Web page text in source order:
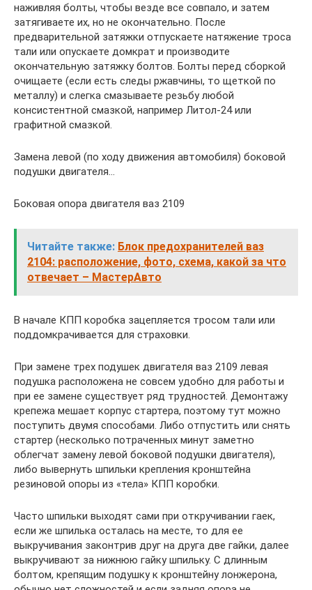
наживляя болты, чтобы везде все совпало, и затем
затягиваете их, но не окончательно. После
предварительной затяжки отпускаете натяжение троса
тали или опускаете домкрат и производите
окончательную затяжку болтов. Болты перед сборкой
очищаете (если есть следы ржавчины, то щеткой по
металлу) и слегка смазываете резьбу любой
консистентной смазкой, например Литол-24 или
графитной смазкой.
Замена левой (по ходу движения автомобиля) боковой
подушки двигателя…
Боковая опора двигателя ваз 2109
Читайте также: Блок предохранителей ваз
2104: расположение, фото, схема, какой за что
отвечает – МастерАвто
В начале КПП коробка зацепляется тросом тали или
поддомкрачивается для страховки.
При замене трех подушек двигателя ваз 2109 левая
подушка расположена не совсем удобно для работы и
при ее замене существует ряд трудностей. Демонтажу
крепежа мешает корпус стартера, поэтому тут можно
поступить двумя способами. Либо отпустить или снять
стартер (несколько потраченных минут заметно
облегчат замену левой боковой подушки двигателя),
либо вывернуть шпильки крепления кронштейна
резиновой опоры из «тела» КПП коробки.
Часто шпильки выходят сами при откручивании гаек,
если же шпилька осталась на месте, то для ее
выкручивания законтрив друг на друга две гайки, далее
выкручивают за нижнюю гайку шпильку. С длинным
болтом, крепящим подушку к кронштейну лонжерона,